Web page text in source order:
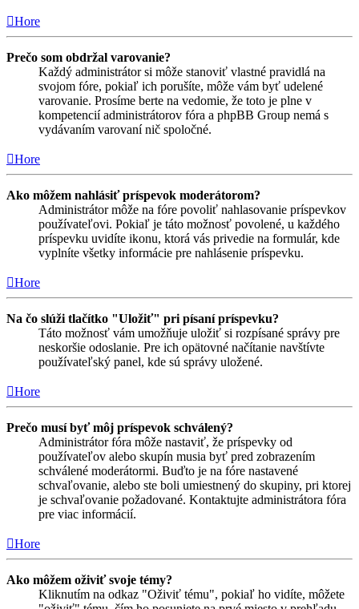
Hore
Prečo som obdržal varovanie?
Každý administrátor si môže stanoviť vlastné pravidlá na
svojom fóre, pokiaľ ich porušíte, môže vám byť udelené
varovanie. Prosíme berte na vedomie, že toto je plne v
kompetencií administrátorov fóra a phpBB Group nemá s
vydávaním varovaní nič spoločné.
Hore
Ako môžem nahlásiť príspevok moderátorom?
Administrátor môže na fóre povoliť nahlasovanie príspevkov
používateľovi. Pokiaľ je táto možnosť povolené, u každého
príspevku uvidíte ikonu, ktorá vás privedie na formulár, kde
vyplníte všetky informácie pre nahlásenie príspevku.
Hore
Na čo slúži tlačítko "Uložiť" pri písaní príspevku?
Táto možnosť vám umožňuje uložiť si rozpísané správy pre
neskoršie odoslanie. Pre ich opätovné načítanie navštívte
používateľský panel, kde sú správy uložené.
Hore
Prečo musí byť môj príspevok schválený?
Administrátor fóra môže nastaviť, že príspevky od
používateľov alebo skupín musia byť pred zobrazením
schválené moderátormi. Buďto je na fóre nastavené
schvaľovanie, alebo ste boli umiestnený do skupiny, pri ktorej
je schvaľovanie požadované. Kontaktujte administrátora fóra
pre viac informácií.
Hore
Ako môžem oživiť svoje témy?
Kliknutím na odkaz "Oživiť tému", pokiaľ ho vidíte, môžete